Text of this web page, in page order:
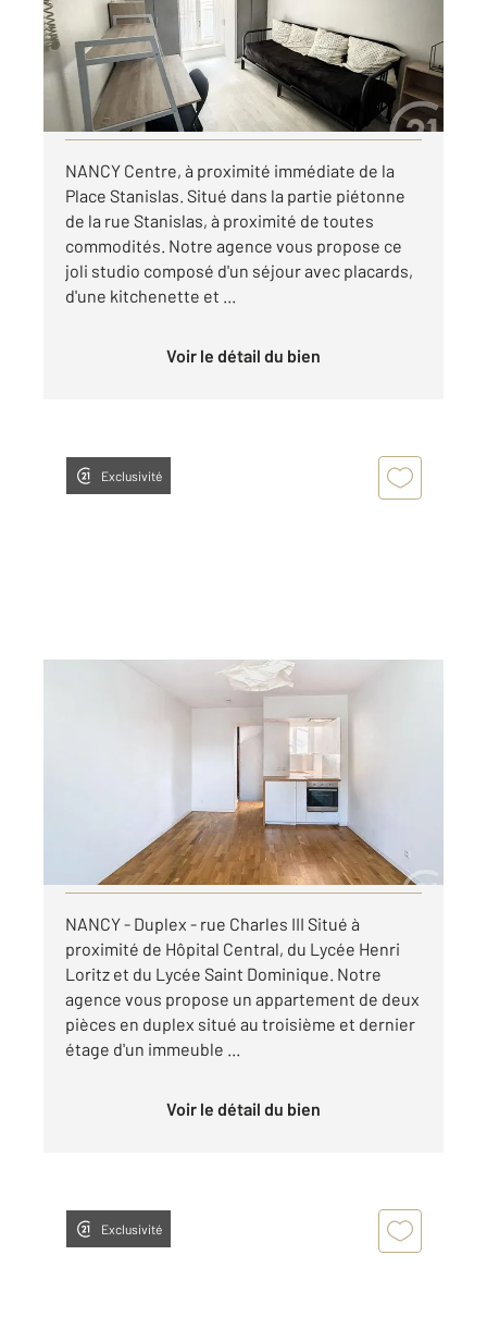
Appartement Studio à louer
390 €
par mois charges comprises
Visiter le site dédié
NANCY Centre, à proximité immédiate de la
Place Stanislas. Situé dans la partie piétonne
de la rue Stanislas, à proximité de toutes
commodités. Notre agence vous propose ce
joli studio composé d'un séjour avec placards,
d'une kitchenette et ...
Voir le détail du bien
Exclusivité
Appartement Duplex à louer
500 €
par mois charges comprises
Visiter le site dédié
NANCY - Duplex - rue Charles III Situé à
proximité de Hôpital Central, du Lycée Henri
Loritz et du Lycée Saint Dominique. Notre
agence vous propose un appartement de deux
pièces en duplex situé au troisième et dernier
étage d'un immeuble ...
Voir le détail du bien
Exclusivité